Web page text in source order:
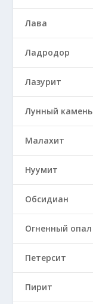
Лава
Ладродор
Лазурит
Лунный камень
Малахит
Нуумит
Обсидиан
Огненный опал
Петерсит
Пирит